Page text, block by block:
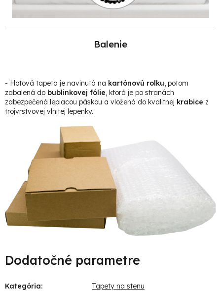
Balenie
- Hotová tapeta je navinutá na kartónovú rolku, potom
zabalená do bublinkovej fólie, ktorá je po stranách
zabezpečená lepiacou páskou a vložená do kvalitnej krabice z
trojvrstvovej vlnitej lepenky.
Dodatočné parametre
Kategória:
Tapety na stenu